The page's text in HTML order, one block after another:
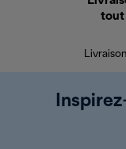
tout